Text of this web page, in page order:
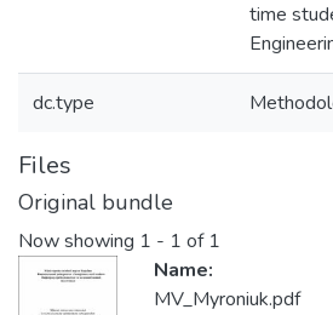
time
dc.type
Files
Original bundle
Now showing 1 - 1 of 1
Name:
MV_Myroniuk.pdf